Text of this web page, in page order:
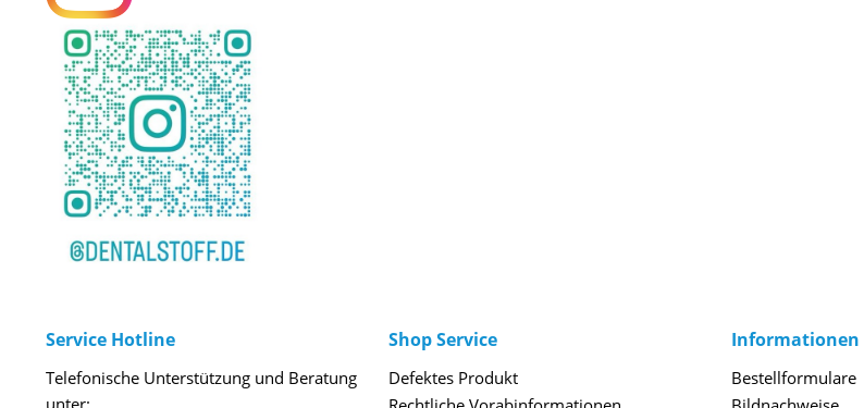
Service Hotline
Telefonische Unterstützung und Beratung
unter:
Shop Service
Defektes Produkt
Informationen
Bestellformulare